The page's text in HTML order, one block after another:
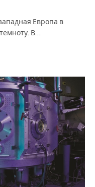
Европа в
В…